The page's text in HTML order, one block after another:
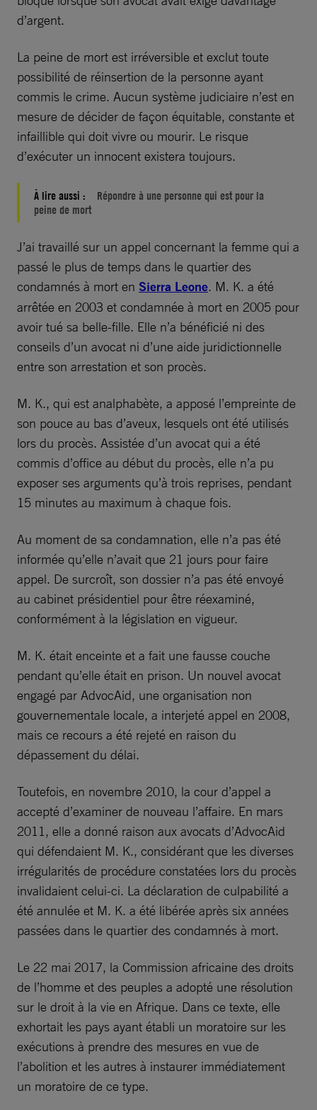
d’argent.
La peine de mort est irréversible et exclut toute
possibilité de réinsertion de la personne ayant
commis le crime. Aucun système judiciaire n’est en
mesure de décider de façon équitable, constante et
infaillible qui doit vivre ou mourir. Le risque
d’exécuter un innocent existera toujours.
À lire aussi :
Répondre à une personne qui est pour la
peine de mort
J’ai travaillé sur un appel concernant la femme qui a
passé le plus de temps dans le quartier des
condamnés à mort en Sierra Leone. M. K. a été
arrêtée en 2003 et condamnée à mort en 2005 pour
avoir tué sa belle-fille. Elle n’a bénéficié ni des
conseils d’un avocat ni d’une aide juridictionnelle
entre son arrestation et son procès.
M. K., qui est analphabète, a apposé l’empreinte de
son pouce au bas d’aveux, lesquels ont été utilisés
lors du procès. Assistée d’un avocat qui a été
commis d’office au début du procès, elle n’a pu
exposer ses arguments qu’à trois reprises, pendant
15 minutes au maximum à chaque fois.
Au moment de sa condamnation, elle n’a pas été
informée qu’elle n’avait que 21 jours pour faire
appel. De surcroît, son dossier n’a pas été envoyé
au cabinet présidentiel pour être réexaminé,
conformément à la législation en vigueur.
M. K. était enceinte et a fait une fausse couche
pendant qu’elle était en prison. Un nouvel avocat
engagé par AdvocAid, une organisation non
gouvernementale locale, a interjeté appel en 2008,
mais ce recours a été rejeté en raison du
dépassement du délai.
Toutefois, en novembre 2010, la cour d’appel a
accepté d’examiner de nouveau l’affaire. En mars
2011, elle a donné raison aux avocats d’AdvocAid
qui défendaient M. K., considérant que les diverses
irrégularités de procédure constatées lors du procès
invalidaient celui-ci. La déclaration de culpabilité a
été annulée et M. K. a été libérée après six années
passées dans le quartier des condamnés à mort.
Le 22 mai 2017, la Commission africaine des droits
de l’homme et des peuples a adopté une résolution
sur le droit à la vie en Afrique. Dans ce texte, elle
exhortait les pays ayant établi un moratoire sur les
exécutions à prendre des mesures en vue de
l’abolition et les autres à instaurer immédiatement
un moratoire de ce type.